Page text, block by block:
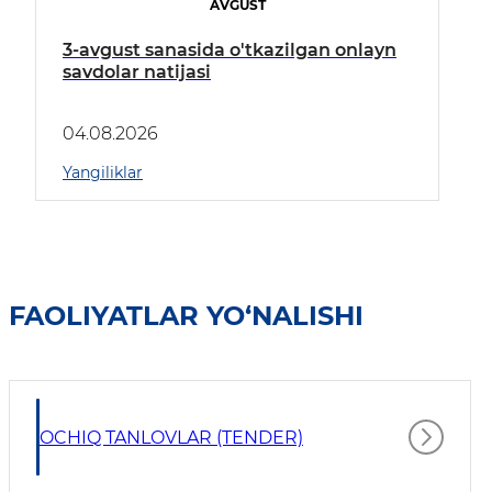
AVGUST
3-avgust sanasida o'tkazilgan onlayn
savdolar natijasi
04.08.2026
Yangiliklar
FAOLIYATLAR YO‘NALISHI
OCHIQ TANLOVLAR (TENDER)